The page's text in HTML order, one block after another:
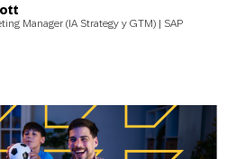
Manager (IA Strategy y GTM) | SAP